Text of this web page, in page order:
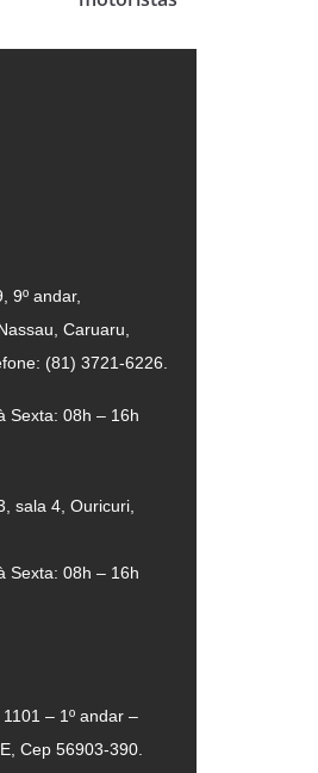
9º andar,
Caruaru,
(81) 3721-6226.
Sexta: 08h – 16h
sala 4, Ouricuri,
Sexta: 08h – 16h
– 1º andar –
Cep 56903-390.